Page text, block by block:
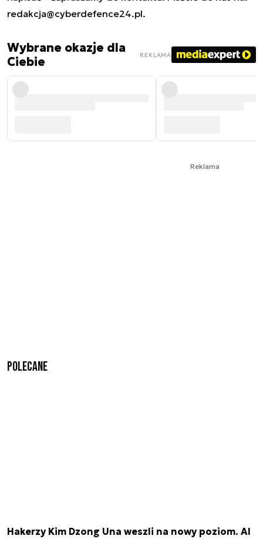
redakcja@cyberdefence24.pl.
Wybrane okazje dla
Ciebie
REKLAMA
Reklama
Polecane
Hakerzy Kim Dzong Una weszli na nowy poziom. AI